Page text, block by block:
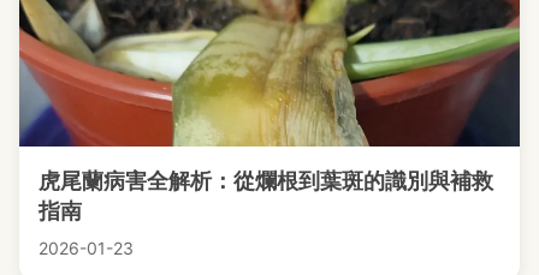
虎尾蘭病害全解析：從爛根到葉斑的識別與補救
指南
2026-01-23